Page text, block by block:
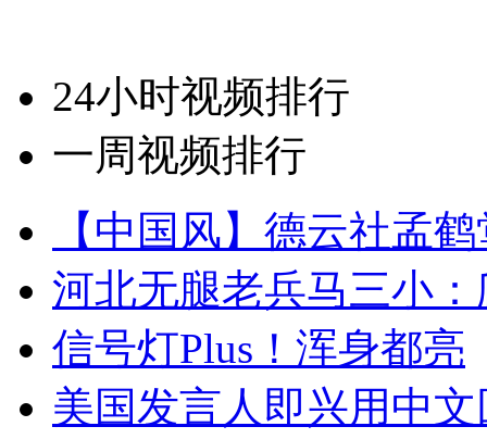
24小时视频排行
一周视频排行
【中国风】德云社孟
河北无腿老兵马三小
信号灯Plus！浑身都亮
美国发言人即兴用中